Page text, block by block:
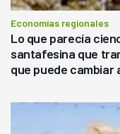
Economías regionales
Lo que parecía
santafesina que
que puede cambiar